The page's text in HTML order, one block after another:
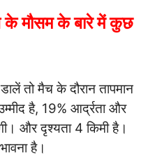
मौसम के बारे में कुछ
तो मैच के दौरान तापमान
है, 19% आर्द्रता और
और दृश्यता 4 किमी है।
है।